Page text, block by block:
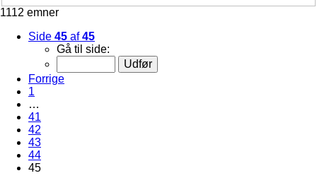
1112 emner
Side 45 af45
Gå til side:
Forrige
1
…
41
42
43
44
45